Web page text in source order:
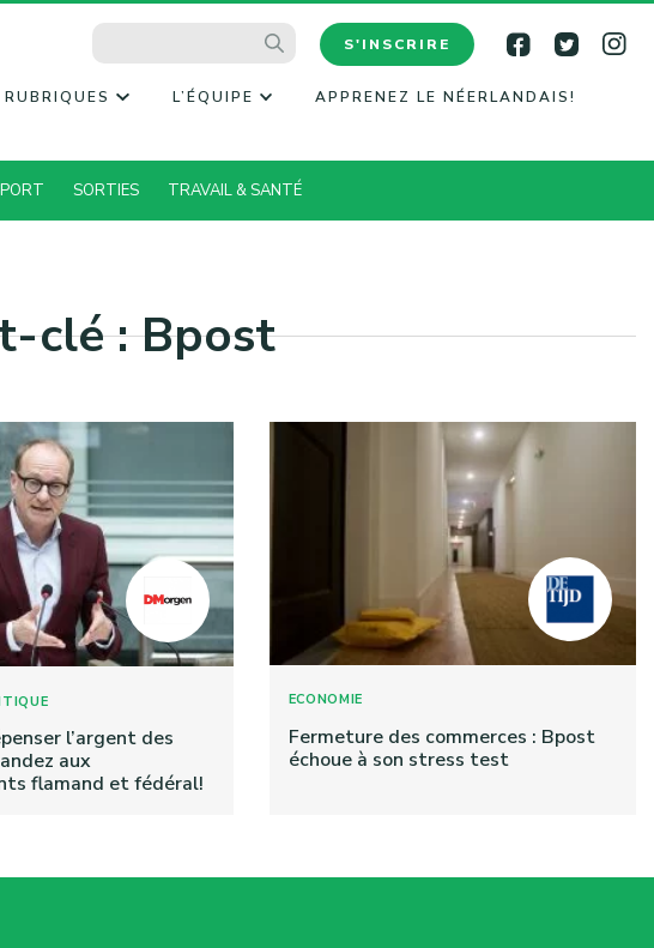
S'INSCRIRE
RUBRIQUES L’ÉQUIPE
APPRENEZ LE NÉERLANDAIS!
SORTIES TRAVAIL & SANTÉ
clé : Bpost
l’argent des
aux
flamand et fédéral!
ECONOMIE
Fermeture des commerces : Bpost
échoue à son stress test